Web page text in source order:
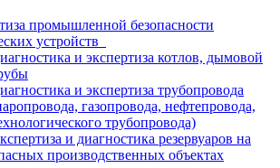
промышленной безопасности
устройств
и экспертиза котлов, дымовой
и экспертиза трубопровода
газопровода, нефтепровода,
трубопровода)
и диагностика резервуаров на
производственных объектах